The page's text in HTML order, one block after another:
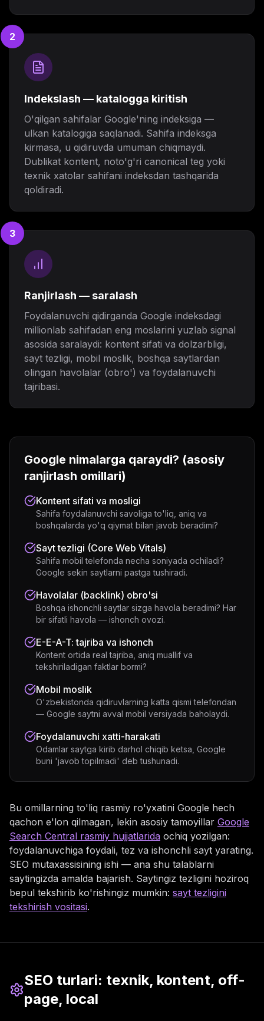
2
Indekslash — katalogga kiritish
O'qilgan sahifalar Google'ning indeksiga —
ulkan katalogiga saqlanadi. Sahifa indeksga
kirmasa, u qidiruvda umuman chiqmaydi.
Dublikat kontent, noto'g'ri canonical teg yoki
texnik xatolar sahifani indeksdan tashqarida
qoldiradi.
3
Ranjirlash — saralash
Foydalanuvchi qidirganda Google indeksdagi
millionlab sahifadan eng moslarini yuzlab signal
asosida saralaydi: kontent sifati va dolzarbligi,
sayt tezligi, mobil moslik, boshqa saytlardan
olingan havolalar (obro') va foydalanuvchi
tajribasi.
Google nimalarga qaraydi? (asosiy
ranjirlash omillari)
Kontent sifati va mosligi
Sahifa foydalanuvchi savoliga to'liq, aniq va
boshqalarda yo'q qiymat bilan javob beradimi?
Sayt tezligi (Core Web Vitals)
Sahifa mobil telefonda necha soniyada ochiladi?
Google sekin saytlarni pastga tushiradi.
Havolalar (backlink) obro'si
Boshqa ishonchli saytlar sizga havola beradimi? Har
bir sifatli havola — ishonch ovozi.
E-E-A-T: tajriba va ishonch
Kontent ortida real tajriba, aniq muallif va
tekshiriladigan faktlar bormi?
Mobil moslik
O'zbekistonda qidiruvlarning katta qismi telefondan
— Google saytni avval mobil versiyada baholaydi.
Foydalanuvchi xatti-harakati
Odamlar saytga kirib darhol chiqib ketsa, Google
buni 'javob topilmadi' deb tushunadi.
Bu omillarning to'liq rasmiy ro'yxatini Google hech
qachon e'lon qilmagan, lekin asosiy tamoyillar Google
Search Central rasmiy hujjatlarida ochiq yozilgan:
foydalanuvchiga foydali, tez va ishonchli sayt yarating.
SEO mutaxassisining ishi — ana shu talablarni
saytingizda amalda bajarish. Saytingiz tezligini hoziroq
bepul tekshirib ko'rishingiz mumkin: sayt tezligini
tekshirish vositasi.
SEO turlari: texnik, kontent, off-
page, local